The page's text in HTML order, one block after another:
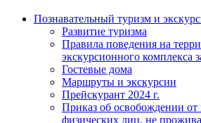
Познавательный туризм и
Развитие туризма
Правила поведения на
экскурсионного комплекса
Гостевые дома
Маршруты и экскурсии
Прейскурант 2024 г.
Приказ об освобождении
физических лиц, не